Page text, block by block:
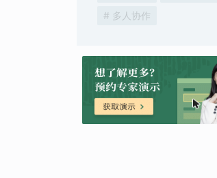
# 多人协作